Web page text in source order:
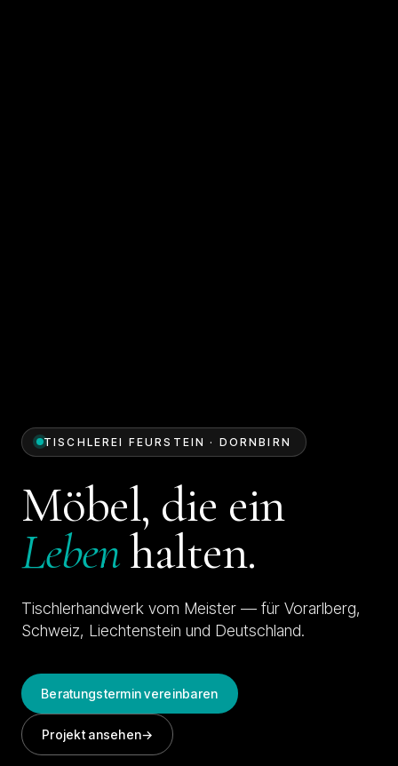
TISCHLEREI FEURSTEIN · DORNBIRN
Möbel, die ein
Lebenhalten.
Tischlerhandwerk vom Meister — für Vorarlberg,
Schweiz, Liechtenstein und Deutschland.
Beratungstermin vereinbaren
Projekt ansehen→